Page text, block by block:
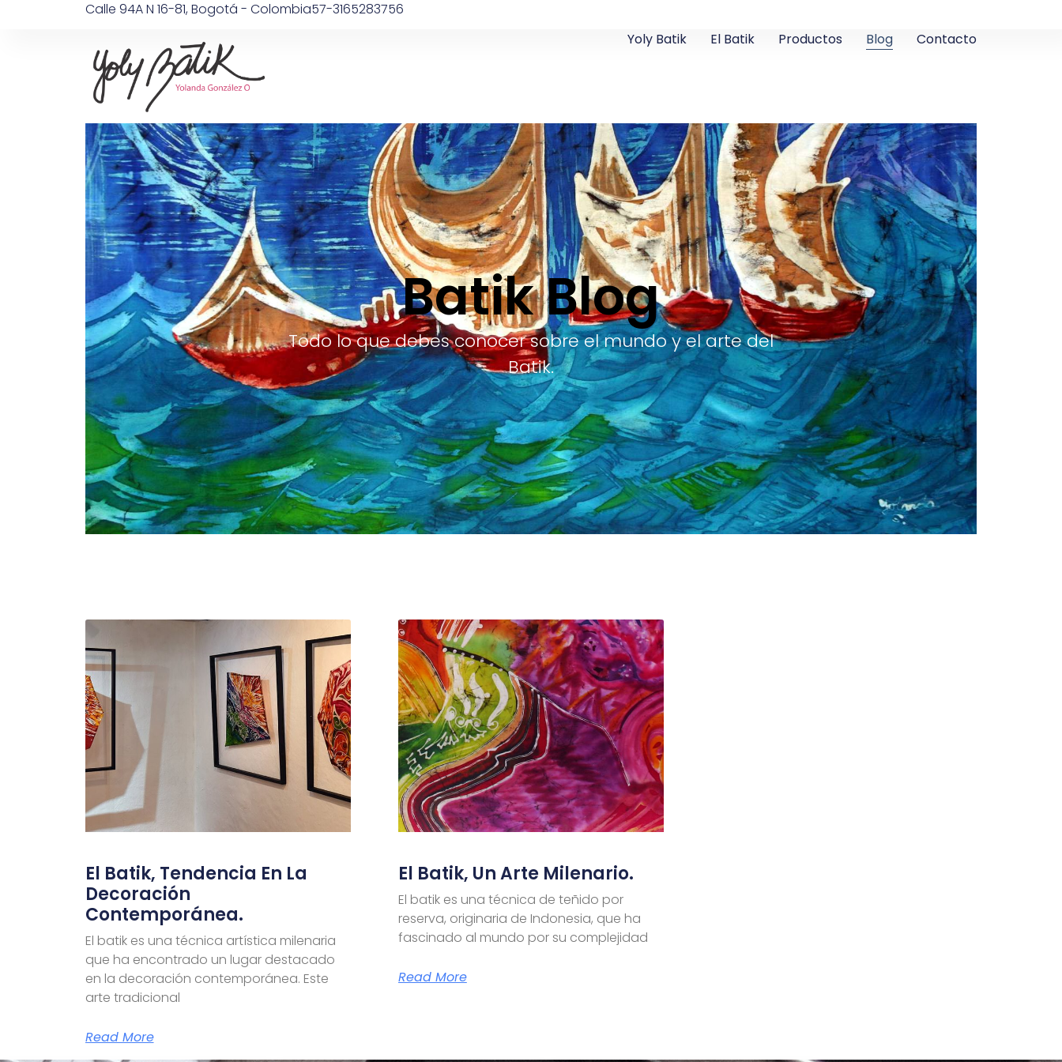
Calle 94A N 16-81, Bogotá - Colombia57-3165283756
Yoly Batik
El Batik Productos Blog Contacto
Batik Blog
Todo lo que debes conocer sobre el mundo y el arte del
Batik.
El Batik, Tendencia En La
Decoración
Contemporánea.
El batik es una técnica artística milenaria
que ha encontrado un lugar destacado
en la decoración contemporánea. Este
arte tradicional
Read More
El Batik, Un Arte Milenario.
El batik es una técnica de teñido por
reserva, originaria de Indonesia, que ha
fascinado al mundo por su complejidad
Read More